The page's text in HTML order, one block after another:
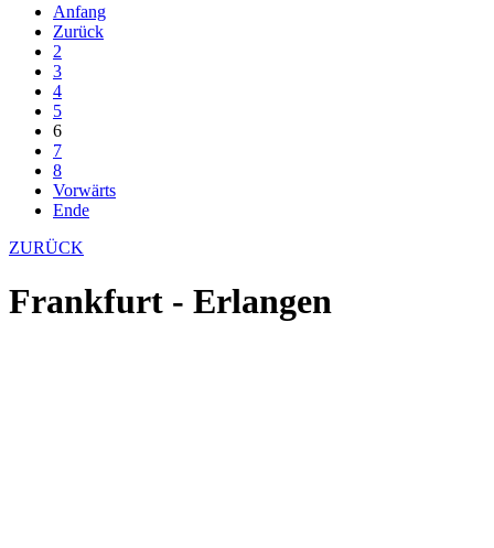
Anfang
Zurück
2
3
4
5
6
7
8
Vorwärts
Ende
ZURÜCK
Frankfurt - Erlangen